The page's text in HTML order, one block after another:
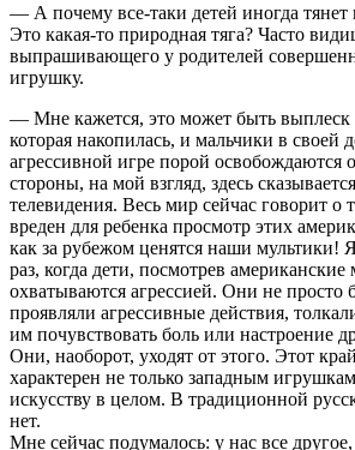
— А почему все-таки детей иногда тянет
Это какая-то природная тяга? Часто
выпрашивающего у родителей
игрушку.
— Мне кажется, это может быть выплеск
которая накопилась, и мальчики в своей
агрессивной игре порой освобождаются
стороны, на мой взгляд, здесь
телевидения. Весь мир сейчас говорит о
вреден для ребенка просмотр этих
как за рубежом ценятся наши мультики!
раз, когда дети, посмотрев американские
охватываются агрессией. Они не просто
проявляли агрессивные действия,
им почувствовать боль или настроение
Они, наоборот, уходят от этого. Этот
характерен не только западным
искусству в целом. В традиционной
нет.
Мне сейчас подумалось: у нас все